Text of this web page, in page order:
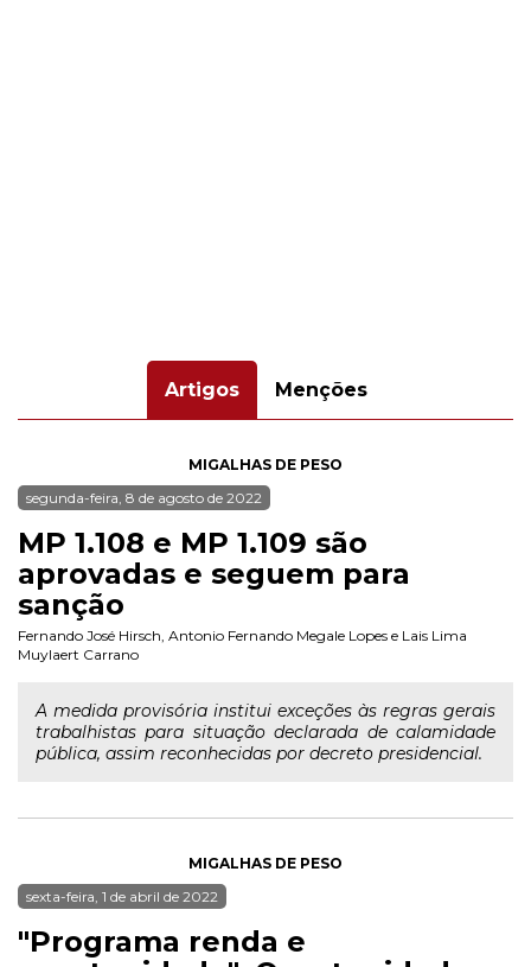
Artigos Menções
MIGALHAS DE PESO
segunda-feira, 8 de agosto de 2022
MP 1.108 e MP 1.109 são
aprovadas e seguem para
sanção
Fernando José Hirsch, Antonio Fernando Megale Lopes e Lais Lima
Muylaert Carrano
A medida provisória institui exceções às regras gerais
trabalhistas para situação declarada de calamidade
pública, assim reconhecidas por decreto presidencial.
MIGALHAS DE PESO
sexta-feira, 1 de abril de 2022
"Programa renda e